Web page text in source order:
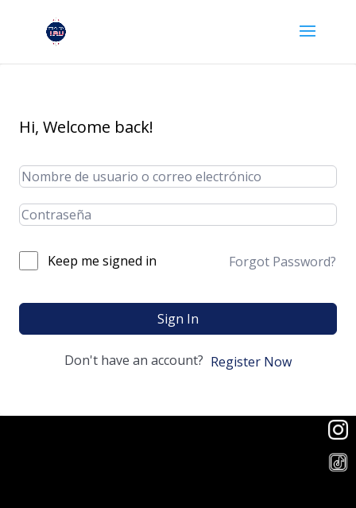
Hi, Welcome back!
Keep me signed in Forgot Password?
Sign In
Don't have an account? Register Now